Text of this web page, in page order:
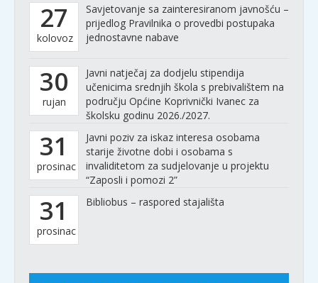
27
kolovoz
Savjetovanje sa zainteresiranom javnošću –
prijedlog Pravilnika o provedbi postupaka
jednostavne nabave
30
rujan
Javni natječaj za dodjelu stipendija
učenicima srednjih škola s prebivalištem na
području Općine Koprivnički Ivanec za
školsku godinu 2026./2027.
31
prosinac
Javni poziv za iskaz interesa osobama
starije životne dobi i osobama s
invaliditetom za sudjelovanje u projektu
“Zaposli i pomozi 2”
31
prosinac
Bibliobus – raspored stajališta